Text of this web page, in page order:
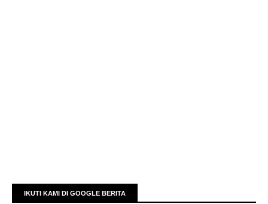
IKUTI KAMI DI GOOGLE BERITA